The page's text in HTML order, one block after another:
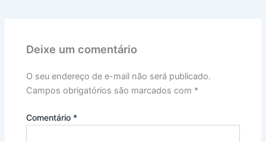
Deixe um comentário
O seu endereço de e-mail não será publicado.
Campos obrigatórios são marcados com *
Comentário *